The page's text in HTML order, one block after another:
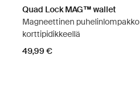
Quad Lock MAG™ wallet
Magneettinen puhelinlompakko
korttipidikkeellä
49,99 €